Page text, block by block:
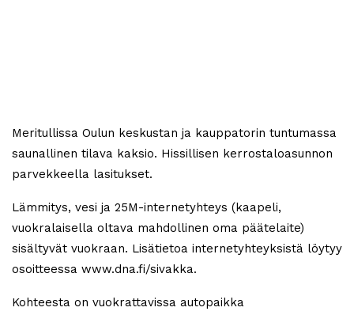
Meritullissa Oulun keskustan ja kauppatorin tuntumassa
saunallinen tilava kaksio. Hissillisen kerrostaloasunnon
parvekkeella lasitukset.
Lämmitys, vesi ja 25M-internetyhteys (kaapeli,
vuokralaisella oltava mahdollinen oma päätelaite)
sisältyvät vuokraan. Lisätietoa internetyhteyksistä löytyy
osoitteessa www.dna.fi/sivakka.
Kohteesta on vuokrattavissa autopaikka